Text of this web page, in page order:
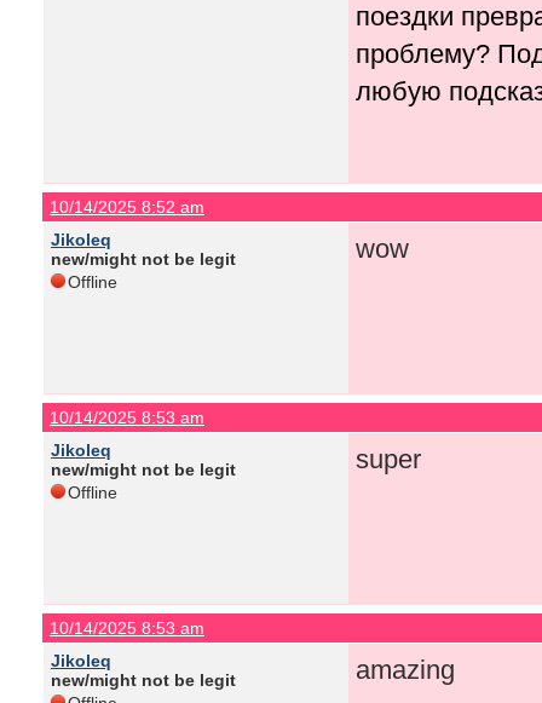
поездки
проблему?
любую
10/14/2025 8:52 am
Jikoleq
new/might not be legit
Offline
wow
10/14/2025 8:53 am
Jikoleq
new/might not be legit
Offline
super
10/14/2025 8:53 am
Jikoleq
new/might not be legit
amazing